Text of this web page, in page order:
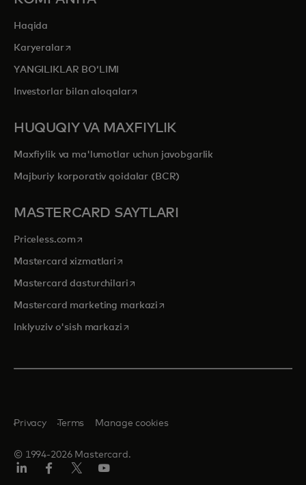
Haqida
Karyeralaropens in a new tab
YANGILIKLAR BOʻLIMI
Investorlar bilan aloqalaropens in a new tab
HUQUQIY VA MAXFIYLIK
Maxfiylik va ma'lumotlar uchun javobgarlik
Majburiy korporativ qoidalar (BCR)
MASTERCARD SAYTLARI
Priceless.com opens in a new tab
Mastercard xizmatlari opens in a new tab
Mastercard dasturchilariopens in a new tab
Mastercard marketing markazi opens in a new tab
Inklyuziv o'sish markaziopens in a new tab
© 1994-2026 Mastercard.
Privacy Terms Manage cookies